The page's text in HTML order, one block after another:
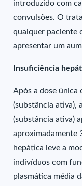
introduzido com
convulsões. O
qualquer paciente
apresentar um
Insuficiência
Após a dose única
(substância ativa),
(substância ativa)
aproximadamente
hepática leve a
indivíduos com
plasmática média